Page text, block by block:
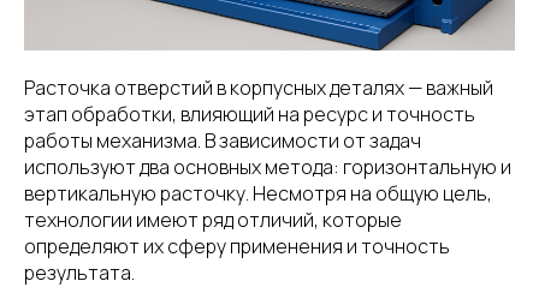
Расточка отверстий в корпусных деталях — важный
этап обработки, влияющий на ресурс и точность
работы механизма. В зависимости от задач
используют два основных метода: горизонтальную и
вертикальную расточку. Несмотря на общую цель,
технологии имеют ряд отличий, которые
определяют их сферу применения и точность
результата.